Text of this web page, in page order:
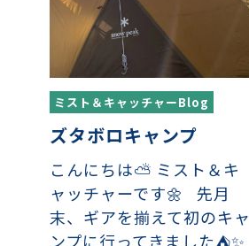
ワイヤーメッシュデミスター
デミスター加工品
溶接金網
ファインメッシュ
ファインメッシュ加工品
電子ビームドリル加工
EBD電子ビームドリル加工
参考データ
多軸同時・微細ドリリング・
ルーター・ザグリ加工(金型レ
レーザースクリーン
ミスト＆キャッチャーBlog
ズタボロキャンプ
こんにちは⛅ ミスト＆キ
ャッチャーです🌼 先月
末、ギアを揃えて初のキャ
ンプに行ってきました⛺✨